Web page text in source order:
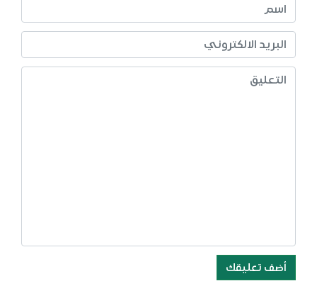
أضف تعليقك